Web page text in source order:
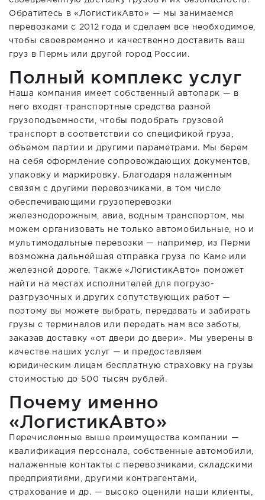
Обратитесь в «ЛогистикАвто» — мы занимаемся
перевозками с 2012 года и сделаем все необходимое,
чтобы своевременно и качественно доставить ваш
груз в Пермь или другой город России.
Полный комплекс услуг
Наша компания имеет собственный автопарк — в
него входят транспортные средства разной
грузоподъемности, чтобы подобрать грузовой
транспорт в соответствии со спецификой груза,
объемом партии и другими параметрами. Мы берем
на себя оформление сопровождающих документов,
упаковку и маркировку. Благодаря налаженным
связям с другими перевозчиками, в том числе
обеспечивающими грузоперевозки
железнодорожным, авиа, водным транспортом, мы
можем организовать не только автомобильные, но и
мультимодальные перевозки — например, из Перми
возможна дальнейшая отправка груза по Каме или
железной дороге. Также «ЛогистикАвто» поможет
найти на местах исполнителей для погрузо-
разгрузочных и других сопутствующих работ —
поэтому вы можете выбрать, передавать и забирать
грузы с терминалов или передать нам все заботы,
заказав доставку «от двери до двери». Мы уверены в
качестве наших услуг — и предоставляем
юридическим лицам бесплатную страховку на грузы
стоимостью до 500 тысяч рублей.
Почему именно
«ЛогистикАвто»
Перечисленные выше преимущества компании —
квалификация персонала, собственные автомобили,
налаженные контакты с перевозчиками, складскими
предприятиями, другими контрагентами,
страхование и др. — высоко оценили наши клиенты,